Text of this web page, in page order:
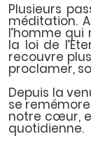
Plusieurs
méditation.
l’homme
la loi de
recouvre
proclamer,
Depuis la
se
notre cœur,
quotidienne.